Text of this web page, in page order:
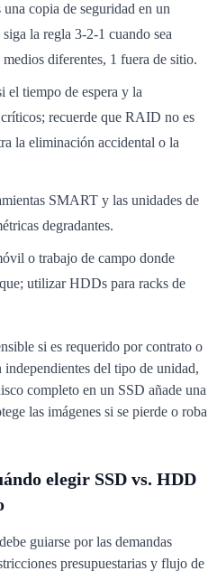
copia de seguridad en un
la regla 3-2-1 cuando sea
diferentes, 1 fuera de sitio.
el tiempo de espera y la
recuerde que RAID no es
la eliminación accidental o la
SMART y las unidades de
degradantes.
o trabajo de campo donde
utilizar HDDs para racks de
si es requerido por contrato o
del tipo de unidad,
completo en un SSD añade una
las imágenes si se pierde o roba
elegir SSD vs. HDD
guiarse por las demandas
presupuestarias y flujo de